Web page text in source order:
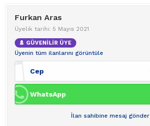
Furkan Aras
Üyelik tarihi: 5 Mayıs 2021
GÜVENİLİR ÜYE
Üyenin tüm ilanlarını görüntüle
Cep
WhatsApp
İlan sahibine mesaj gönder